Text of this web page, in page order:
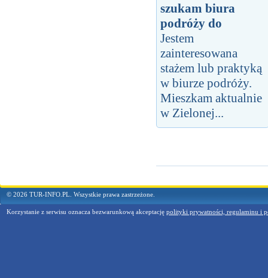
szukam biura
podróży do
Jestem
zainteresowana
stażem lub praktyką
w biurze podróży.
Mieszkam aktualnie
w Zielonej...
© 2026 TUR-INFO.PL. Wszystkie prawa zastrzeżone.
Korzystanie z serwisu oznacza bezwarunkową akceptację polityki prywatności, regulaminu i